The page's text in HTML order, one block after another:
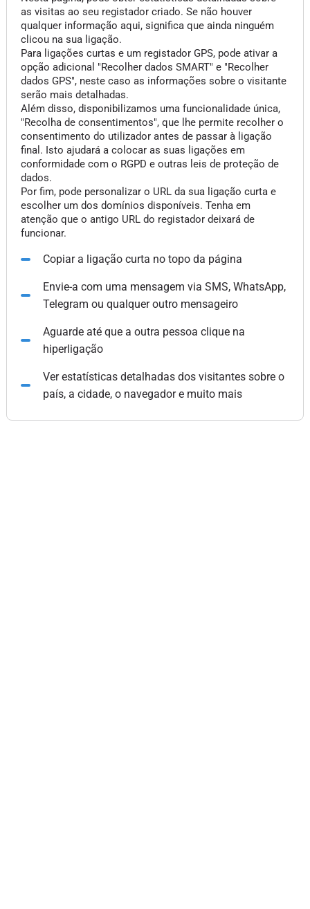
as visitas ao seu registador criado. Se não houver
qualquer informação aqui, significa que ainda ninguém
clicou na sua ligação.
Para ligações curtas e um registador GPS, pode ativar a
opção adicional "Recolher dados SMART" e "Recolher
dados GPS", neste caso as informações sobre o visitante
serão mais detalhadas.
Além disso, disponibilizamos uma funcionalidade única,
"Recolha de consentimentos", que lhe permite recolher o
consentimento do utilizador antes de passar à ligação
final. Isto ajudará a colocar as suas ligações em
conformidade com o RGPD e outras leis de proteção de
dados.
Por fim, pode personalizar o URL da sua ligação curta e
escolher um dos domínios disponíveis. Tenha em
atenção que o antigo URL do registador deixará de
funcionar.
Copiar a ligação curta no topo da página
Envie-a com uma mensagem via SMS, WhatsApp,
Telegram ou qualquer outro mensageiro
Aguarde até que a outra pessoa clique na
hiperligação
Ver estatísticas detalhadas dos visitantes sobre o
país, a cidade, o navegador e muito mais